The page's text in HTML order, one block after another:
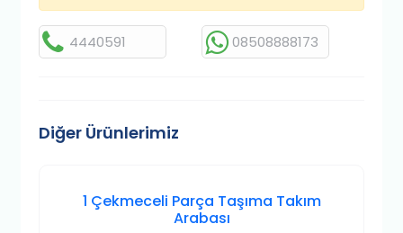
4440591 08508888173
Diğer Ürünlerimiz
1 Çekmeceli Parça Taşıma Takım
Arabası